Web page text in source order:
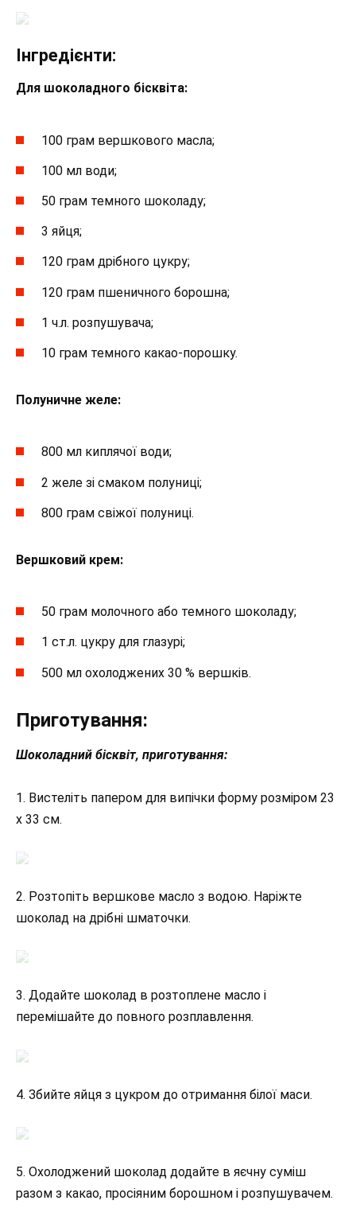
Інгредієнти:
Для шоколадного бісквіта:
100 грам вершкового масла;
100 мл води;
50 грам темного шоколаду;
3 яйця;
120 грам дрібного цукру;
120 грам пшеничного борошна;
1 ч.л. розпушувача;
10 грам темного какао-порошку.
Полуничне желе:
800 мл киплячої води;
2 желе зі смаком полуниці;
800 грам свіжої полуниці.
Вершковий крем:
50 грам молочного або темного шоколаду;
1 ст.л. цукру для глазурі;
500 мл охолоджених 30 % вершків.
Приготування:
Шоколадний бісквіт, приготування:
1. Вистеліть папером для випічки форму розміром 23
x 33 см.
2. Розтопіть вершкове масло з водою. Наріжте
шоколад на дрібні шматочки.
3. Додайте шоколад в розтоплене масло і
перемішайте до повного розплавлення.
4. Збийте яйця з цукром до отримання білої маси.
5. Охолоджений шоколад додайте в яєчну суміш
разом з какао, просіяним борошном і розпушувачем.